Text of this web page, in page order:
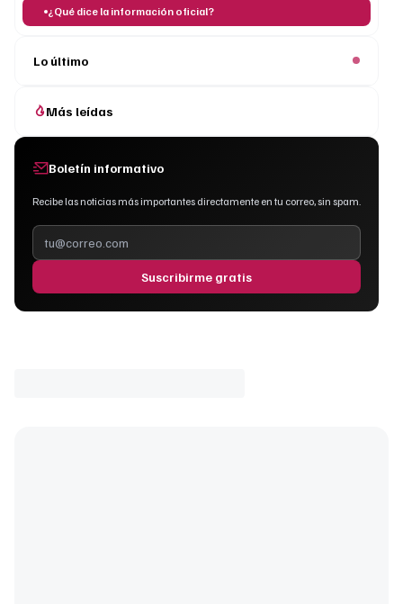
¿Qué dice la información oficial?
Lo último
Más leídas
Boletín informativo
Recibe las noticias más importantes directamente en tu correo, sin spam.
Suscribirme gratis